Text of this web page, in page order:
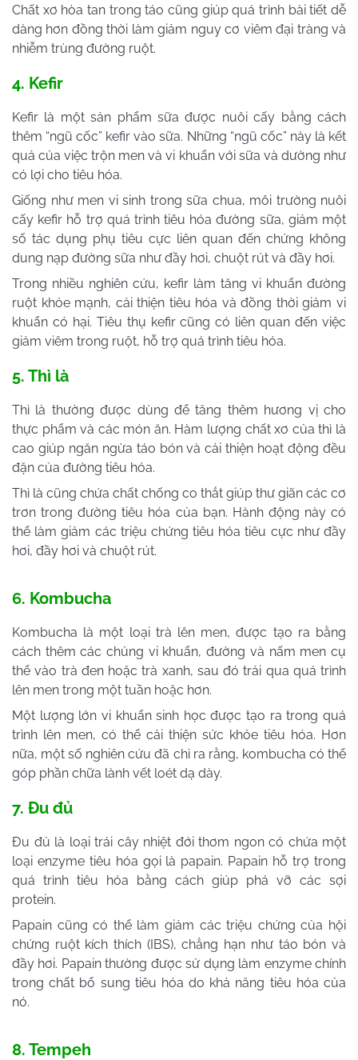
Chất xơ hòa tan trong táo cũng giúp quá trình bài tiết dễ
dàng hơn đồng thời làm giảm nguy cơ viêm đại tràng và
nhiễm trùng đường ruột.
4. Kefir
Kefir là một sản phẩm sữa được nuôi cấy bằng cách
thêm “ngũ cốc” kefir vào sữa. Những “ngũ cốc” này là kết
quả của việc trộn men và vi khuẩn với sữa và dường như
có lợi cho tiêu hóa.
Giống như men vi sinh trong sữa chua, môi trường nuôi
cấy kefir hỗ trợ quá trình tiêu hóa đường sữa, giảm một
số tác dụng phụ tiêu cực liên quan đến chứng không
dung nạp đường sữa như đầy hơi, chuột rút và đầy hơi.
Trong nhiều nghiên cứu, kefir làm tăng vi khuẩn đường
ruột khỏe mạnh, cải thiện tiêu hóa và đồng thời giảm vi
khuẩn có hại. Tiêu thụ kefir cũng có liên quan đến việc
giảm viêm trong ruột, hỗ trợ quá trình tiêu hóa.
5. Thì là
Thì là thường được dùng để tăng thêm hương vị cho
thực phẩm và các món ăn. Hàm lượng chất xơ của thì là
cao giúp ngăn ngừa táo bón và cải thiện hoạt động đều
đặn của đường tiêu hóa.
Thì là cũng chứa chất chống co thắt giúp thư giãn các cơ
trơn trong đường tiêu hóa của bạn. Hành động này có
thể làm giảm các triệu chứng tiêu hóa tiêu cực như đầy
hơi, đầy hơi và chuột rút.
6. Kombucha
Kombucha là một loại trà lên men, được tạo ra bằng
cách thêm các chủng vi khuẩn, đường và nấm men cụ
thể vào trà đen hoặc trà xanh, sau đó trải qua quá trình
lên men trong một tuần hoặc hơn.
Một lượng lớn vi khuẩn sinh học được tạo ra trong quá
trình lên men, có thể cải thiện sức khỏe tiêu hóa. Hơn
nữa, một số nghiên cứu đã chỉ ra rằng, kombucha có thể
góp phần chữa lành vết loét dạ dày.
7. Đu đủ
Đu đủ là loại trái cây nhiệt đới thơm ngon có chứa một
loại enzyme tiêu hóa gọi là papain. Papain hỗ trợ trong
quá trình tiêu hóa bằng cách giúp phá vỡ các sợi
protein.
Papain cũng có thể làm giảm các triệu chứng của hội
chứng ruột kích thích (IBS), chẳng hạn như táo bón và
đầy hơi. Papain thường được sử dụng làm enzyme chính
trong chất bổ sung tiêu hóa do khả năng tiêu hóa của
nó.
8. Tempeh